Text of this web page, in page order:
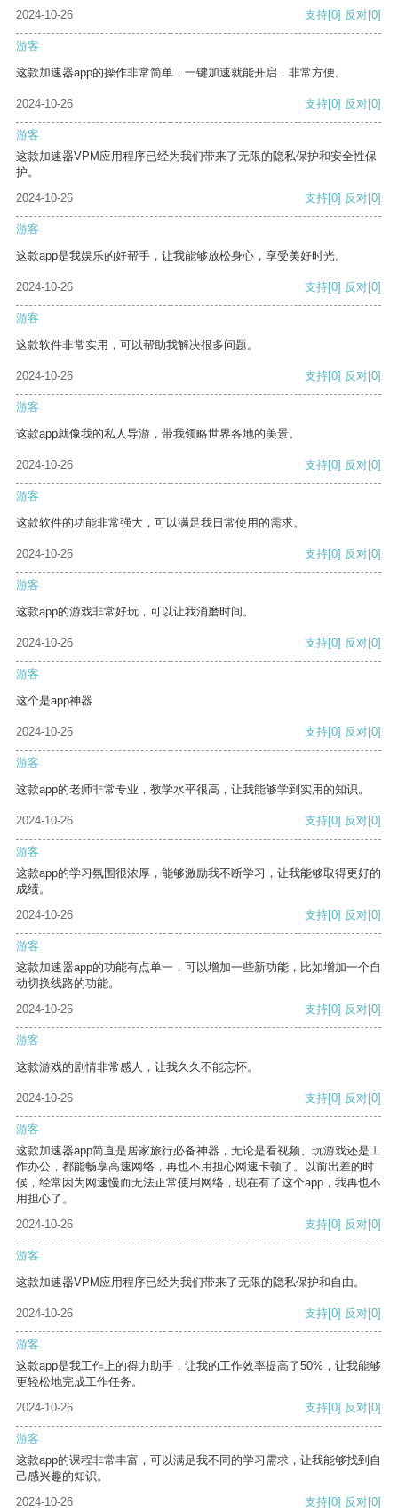
2024-10-26 支持[0] 反对[0]
游客
这款加速器app的操作非常简单，一键加速就能开启，非常方便。
2024-10-26 支持[0] 反对[0]
游客
这款加速器VPM应用程序已经为我们带来了无限的隐私保护和安全性保
护。
2024-10-26
支持[0] 反对[0]
游客
这款app是我娱乐的好帮手，让我能够放松身心，享受美好时光。
2024-10-26 支持[0] 反对[0]
游客
这款软件非常实用，可以帮助我解决很多问题。
2024-10-26 支持[0] 反对[0]
游客
这款app就像我的私人导游，带我领略世界各地的美景。
2024-10-26 支持[0] 反对[0]
游客
这款软件的功能非常强大，可以满足我日常使用的需求。
2024-10-26 支持[0] 反对[0]
游客
这款app的游戏非常好玩，可以让我消磨时间。
2024-10-26 支持[0] 反对[0]
游客
这个是app神器
2024-10-26 支持[0] 反对[0]
游客
这款app的老师非常专业，教学水平很高，让我能够学到实用的知识。
2024-10-26 支持[0] 反对[0]
游客
这款app的学习氛围很浓厚，能够激励我不断学习，让我能够取得更好的
成绩。
2024-10-26
支持[0] 反对[0]
游客
这款加速器app的功能有点单一，可以增加一些新功能，比如增加一个自
动切换线路的功能。
2024-10-26
支持[0] 反对[0]
游客
这款游戏的剧情非常感人，让我久久不能忘怀。
2024-10-26 支持[0] 反对[0]
游客
这款加速器app简直是居家旅行必备神器，无论是看视频、玩游戏还是工
作办公，都能畅享高速网络，再也不用担心网速卡顿了。以前出差的时
候，经常因为网速慢而无法正常使用网络，现在有了这个app，我再也不
用担心了。
2024-10-26
支持[0] 反对[0]
游客
这款加速器VPM应用程序已经为我们带来了无限的隐私保护和自由。
2024-10-26 支持[0] 反对[0]
游客
这款app是我工作上的得力助手，让我的工作效率提高了50%，让我能够
更轻松地完成工作任务。
2024-10-26
支持[0] 反对[0]
游客
这款app的课程非常丰富，可以满足我不同的学习需求，让我能够找到自
己感兴趣的知识。
2024-10-26
支持[0] 反对[0]